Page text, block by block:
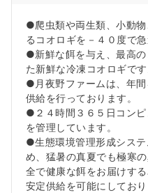
●爬虫類や両生類、小動
るコオロギを－４０度で急
●新鮮な餌を与え、最高
た新鮮な冷凍コオロギです
●月夜野ファームは、年
供給を行っております。
●２４時間３６５日コン
を管理しています。
●生態環境管理形成シス
め、猛暑の真夏でも極寒
全で健康な餌をお届けす
安定供給を可能にしており